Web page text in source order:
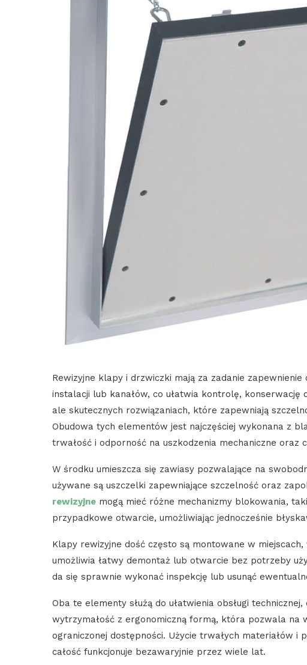
Rewizyjne klapy i drzwiczki mają za zadanie
instalacji lub kanałów, co ułatwia kontrolę,
ale skutecznych rozwiązaniach, które zapewniają
Obudowa tych elementów jest najczęściej wykonana z
trwałość i odporność na uszkodzenia mechaniczne oraz
W środku umieszcza się zawiasy pozwalające na
używane są uszczelki zapewniające szczelność oraz
rewizyjne mogą mieć różne mechanizmy blokowania,
przypadkowe otwarcie, umożliwiając jednocześnie
Klapy rewizyjne dość często są montowane w
umożliwia łatwy demontaż lub otwarcie bez potrzeby
da się sprawnie wykonać inspekcję lub usunąć
Oba te elementy służą do ułatwienia obsługi
wytrzymałość z ergonomiczną formą, która pozwala na
ograniczonej dostępności. Użycie trwałych materiałów i
całość funkcjonuje bezawaryjnie przez wiele lat.